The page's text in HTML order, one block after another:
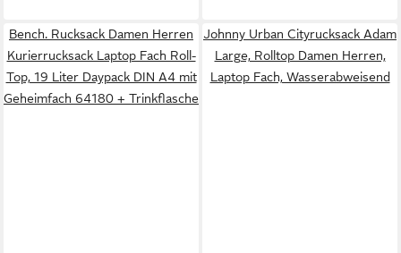
Bench. Rucksack Damen Herren
Kurierrucksack Laptop Fach Roll-
Top, 19 Liter Daypack DIN A4 mit
Geheimfach 64180 + Trinkflasche
Johnny Urban Cityrucksack Adam
Large, Rolltop Damen Herren,
Laptop Fach, Wasserabweisend